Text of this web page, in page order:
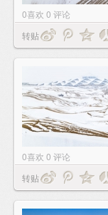
0喜欢 0 评论
转贴
0喜欢 0 评论
转贴